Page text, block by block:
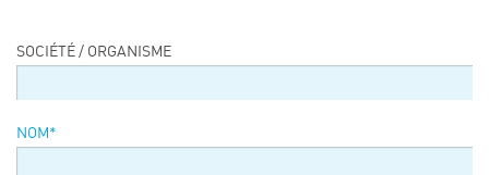
Nos clients
Nous contacter
SOCIÉTÉ / ORGANISME
NOM*